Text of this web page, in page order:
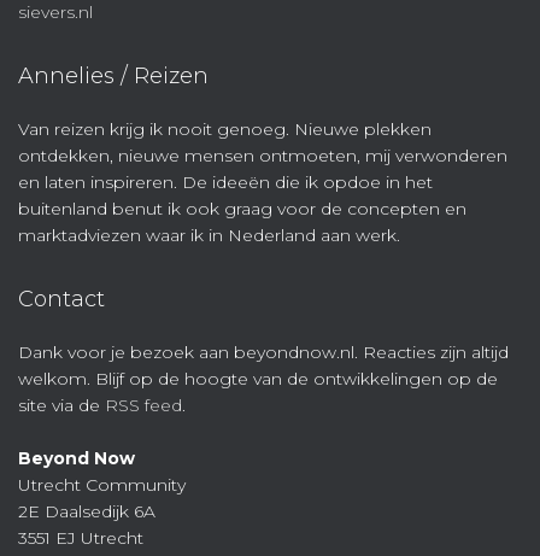
sievers.nl
Annelies / Reizen
Van reizen krijg ik nooit genoeg. Nieuwe plekken
ontdekken, nieuwe mensen ontmoeten, mij verwonderen
en laten inspireren. De ideeën die ik opdoe in het
buitenland benut ik ook graag voor de concepten en
marktadviezen waar ik in Nederland aan werk.
Contact
Dank voor je bezoek aan beyondnow.nl. Reacties zijn altijd
welkom. Blijf op de hoogte van de ontwikkelingen op de
site via de RSS feed.
Beyond Now
Utrecht Community
2E Daalsedijk 6A
3551 EJ Utrecht